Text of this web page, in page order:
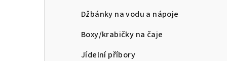
Džbánky na vodu a nápoje
Boxy/krabičky na čaje
Jídelní příbory